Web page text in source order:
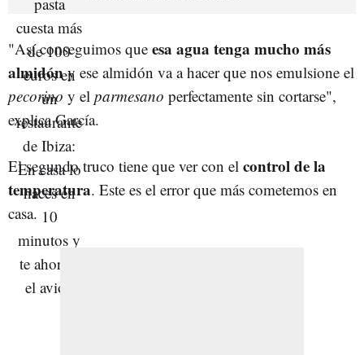
"Así conseguimos que esa agua tenga mucho más
almidóny ese almidón va a hacer que nos emulsione el
pecorino y el parmesano perfectamente sin cortarse",
explica García.
El segundo truco tiene que ver con el control de la
temperatura. Este es el error que más cometemos en
casa.